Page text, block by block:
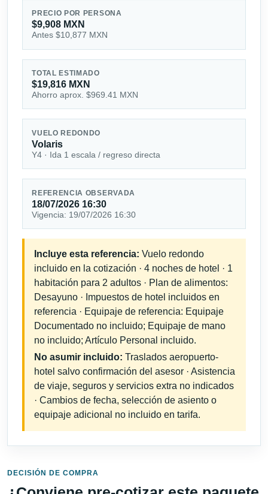
PRECIO POR PERSONA
$9,908 MXN
Antes $10,877 MXN
TOTAL ESTIMADO
$19,816 MXN
Ahorro aprox. $969.41 MXN
VUELO REDONDO
Volaris
Y4 · Ida 1 escala / regreso directa
REFERENCIA OBSERVADA
18/07/2026 16:30
Vigencia: 19/07/2026 16:30
Incluye esta referencia: Vuelo redondo
incluido en la cotización · 4 noches de hotel · 1
habitación para 2 adultos · Plan de alimentos:
Desayuno · Impuestos de hotel incluidos en
referencia · Equipaje de referencia: Equipaje
Documentado no incluido; Equipaje de mano
no incluido; Artículo Personal incluido.
No asumir incluido: Traslados aeropuerto-
hotel salvo confirmación del asesor · Asistencia
de viaje, seguros y servicios extra no indicados
· Cambios de fecha, selección de asiento o
equipaje adicional no incluido en tarifa.
DECISIÓN DE COMPRA